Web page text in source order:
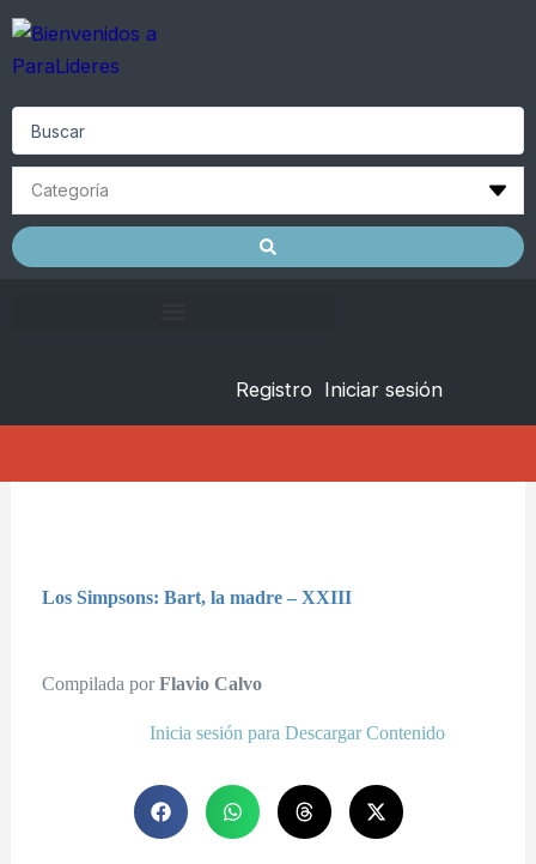
Skip
content
Registro Iniciar sesión
Los Simpsons: Bart, la madre – XXIII
Compilada porFlavio Calvo
Inicia sesión para Descargar Contenido